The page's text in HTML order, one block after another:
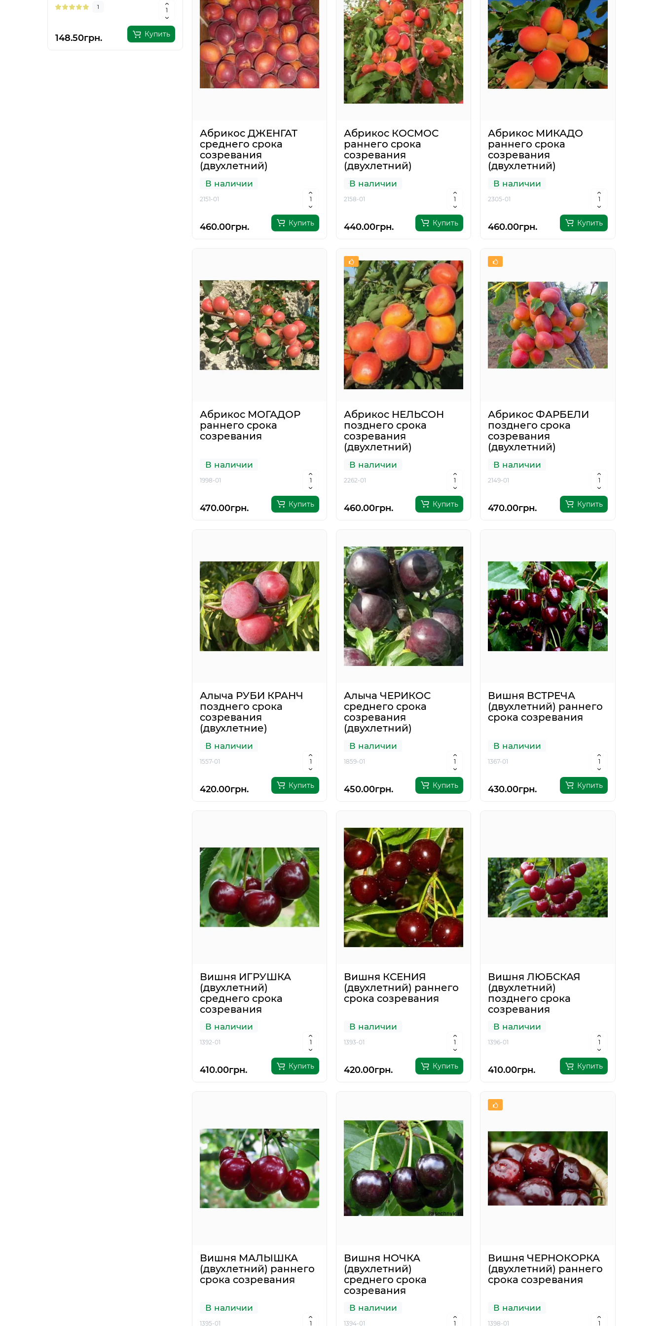
1
148.50грн. Купить
6
205.83грн. Продано
1
121.44грн. Купить
0
85.13грн. Купить
Абрикос ДЖЕНГАТ
среднего срока
созревания
(двухлетний)
В наличии
2151-01
460.00грн. Купить
Абрикос КОСМОС
раннего срока
созревания
(двухлетний)
В наличии
2158-01
440.00грн. Купить
Абрикос МИКАДО
раннего срока
созревания
(двухлетний)
В наличии
2305-01
460.00грн. Купить
Абрикос МОГАДОР
раннего срока
созревания
В наличии
1998-01
470.00грн. Купить
Абрикос НЕЛЬСОН
позднего срока
созревания
(двухлетний)
В наличии
2262-01
460.00грн. Купить
Абрикос ФАРБЕЛИ
позднего срока
созревания
(двухлетний)
В наличии
2149-01
470.00грн. Купить
Алыча РУБИ КРАНЧ
позднего срока
созревания
(двухлетние)
В наличии
1557-01
420.00грн. Купить
Алыча ЧЕРИКОС
среднего срока
созревания
(двухлетний)
В наличии
1859-01
450.00грн. Купить
Вишня ВСТРЕЧА
(двухлетний) раннего
срока созревания
В наличии
1367-01
430.00грн. Купить
Вишня ИГРУШКА
(двухлетний)
среднего срока
созревания
В наличии
1392-01
410.00грн. Купить
Вишня КСЕНИЯ
(двухлетний) раннего
срока созревания
В наличии
1393-01
420.00грн. Купить
Вишня ЛЮБСКАЯ
(двухлетний)
позднего срока
созревания
В наличии
1396-01
410.00грн. Купить
Вишня МАЛЫШКА
(двухлетний) раннего
срока созревания
В наличии
1395-01
Вишня НОЧКА
(двухлетний)
среднего срока
созревания
В наличии
1394-01
Вишня ЧЕРНОКОРКА
(двухлетний) раннего
срока созревания
В наличии
1398-01